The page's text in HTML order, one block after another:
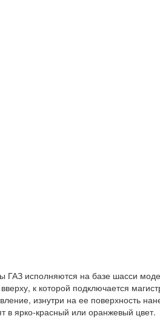
ГАЗ исполняются на базе шасси
к которой подключается
изнутри на ее поверхность
в ярко-красный или оранжевый цвет.